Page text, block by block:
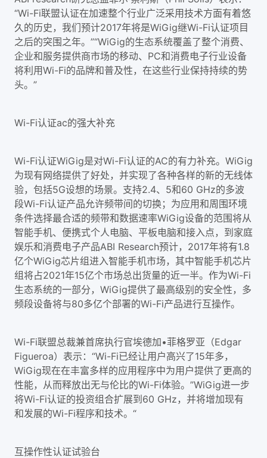
“Wi-Fi联盟认证在加速整个行业广泛采用技术方面有着悠
久的历史，我们预计2017年将是WiGig继Wi-Fi认证项目
之后的突围之年。”“WiGig的生态系统覆盖了整个消费、
企业和服务提供商市场的移动、PC和消费电子行业设备
将利用Wi-Fi的品牌和普及性，在这些行业保持持续的势
头。”
Wi-Fi认证ac的强大补充
Wi-Fi认证WiGig是对Wi-Fi认证的AC的有力补充。WiGig
为现有网络提供了好处，并实现了各种各样的新的无线体
验，包括5G设想的场景。支持2.4、5和60 GHz的多波
段Wi-Fi认证产品允许频带间的切换；为应用和周围环境
条件选择最合适的频带和数据速率WiGig设备的范围将从
智能手机、便携式个人电脑、平板电脑和接入点，到家庭
娱乐和消费电子产品ABI Research预计，2017年将有1.8
亿个WiGig芯片组进入智能手机市场，其中智能手机芯片
组将占2021年15亿个市场总出货量的近一半。作为Wi-Fi
生态系统的一部分，WiGig提供了最高级别的安全性，多
频段设备将与80多亿个部署的Wi-Fi产品进行互操作。
Wi-Fi联盟总裁兼首席执行官埃德加•菲格罗亚（Edgar
Figueroa）表示：“Wi-Fi已经让用户高兴了15年多，
WiGig现在在丰富多样的应用程序中为用户提供了更高的
性能，从而释放出无与伦比的Wi-Fi体验。”WiGig进一步
将Wi-Fi认证的投资组合扩展到60 GHz，并将增加现有
和发展的Wi-Fi程序和技术。“
互操作性认证试验台